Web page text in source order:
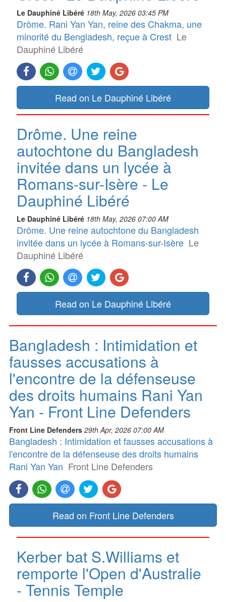
Le Dauphiné Libéré 18th May, 2026 03:45 PM
Drôme. Rani Yan Yan, reine des Chakma, une
minorité du Bengladesh, reçue à Crest Le
Dauphiné Libéré
Read on Le Dauphiné Libéré
Drôme. Une reine
autochtone du Bangladesh
invitée dans un lycée à
Romans-sur-Isère - Le
Dauphiné Libéré
Le Dauphiné Libéré 18th May, 2026 07:00 AM
Drôme. Une reine autochtone du Bangladesh
invitée dans un lycée à Romans-sur-Isère Le
Dauphiné Libéré
Read on Le Dauphiné Libéré
Bangladesh : Intimidation et
fausses accusations à
l'encontre de la défenseuse
des droits humains Rani Yan
Yan - Front Line Defenders
Front Line Defenders 29th Apr, 2026 07:00 AM
Bangladesh : Intimidation et fausses accusations à
l'encontre de la défenseuse des droits humains
Rani Yan Yan Front Line Defenders
Read on Front Line Defenders
Kerber bat S.Williams et
remporte l'Open d'Australie
- Tennis Temple